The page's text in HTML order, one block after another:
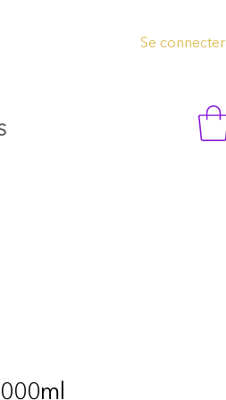
Se connecter